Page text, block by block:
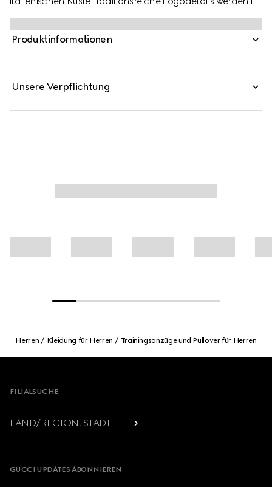
jeder Saison mit neuen Silhouetten in Verbindung
gebracht. Bei dieser Jogginghose mit elastischem Bund
zeigt sich das GG Motiv auf camel- und
Produktinformationen
Unsere Verpflichtung
Herren Kleidung für Herren Trainingsanzüge und Pullover für Herren
FILIALSUCHE
LAND/REGION, STADT
GUCCI UPDATES ABONNIEREN